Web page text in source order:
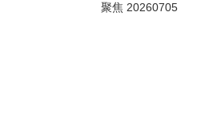
聚焦 20260705